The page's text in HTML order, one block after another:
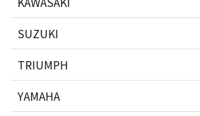
SUZUKI
TRIUMPH
YAMAHA